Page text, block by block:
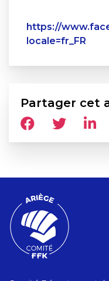
https://
locale=fr_FR
Partager cet